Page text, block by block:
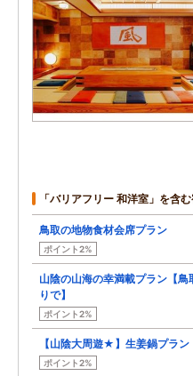
「バリアフリー 和洋室」を含
鳥取の地物食材会席プラン
ポイント2%
山陰の山海の幸満載プラン【鳥
りで】
ポイント2%
【山陰大周遊★】生姜鍋プラン
ポイント2%